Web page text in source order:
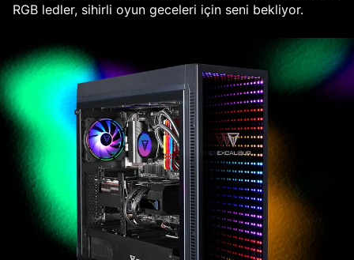
RGB ledler, sihirli oyun geceleri için seni bekliyor.